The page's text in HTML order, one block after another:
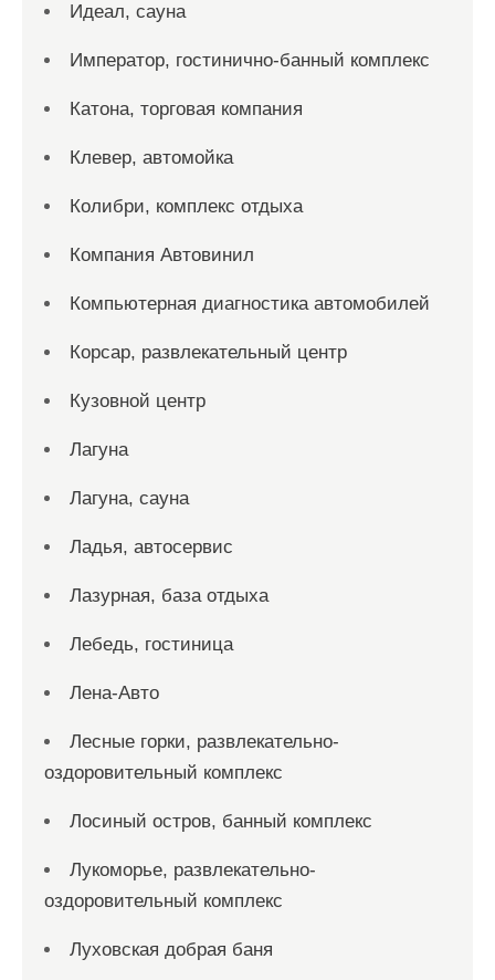
Идеал, сауна
Император, гостинично-банный комплекс
Катона, торговая компания
Клевер, автомойка
Колибри, комплекс отдыха
Компания Автовинил
Компьютерная диагностика автомобилей
Корсар, развлекательный центр
Кузовной центр
Лагуна
Лагуна, сауна
Ладья, автосервис
Лазурная, база отдыха
Лебедь, гостиница
Лена-Авто
Лесные горки, развлекательно-
оздоровительный комплекс
Лосиный остров, банный комплекс
Лукоморье, развлекательно-
оздоровительный комплекс
Луховская добрая баня